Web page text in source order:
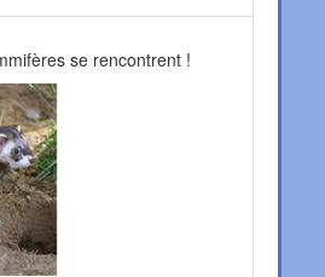
se rencontrent !